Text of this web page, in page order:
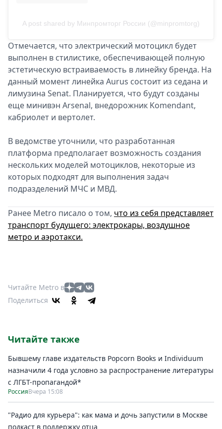
A post shared by Минпромторг России (@minpromtorg)
Отмечается, что электрический мотоцикл будет
выполнен в стилистике, обеспечивающей полную
эстетическую встраиваемость в линейку бренда. На
данный момент линейка Aurus состоит из седана и
лимузина Senat. Планируется, что будут созданы
еще минивэн Arsenal, внедорожник Komendant,
кабриолет и вертолет.
В ведомстве уточнили, что разработанная
платформа предполагает возможность создания
нескольких моделей мотоциклов, некоторые из
которых подходят для выполнения задач
подразделений МЧС и МВД.
Ранее Metro писало о том, что из себя представляет
транспорт будущего: электрокары, воздушное
метро и аэротакси.
Читайте Metro в
Поделиться
Читайте также
Бывшему главе издательств Popcorn Books и Individuum
назначили 4 года условно за распространение литературы
с ЛГБТ-пропагандой*
РоссияВчера 15:08
"Радио для курьера": как мама и дочь запустили в Москве
подкаст в поддержку отца